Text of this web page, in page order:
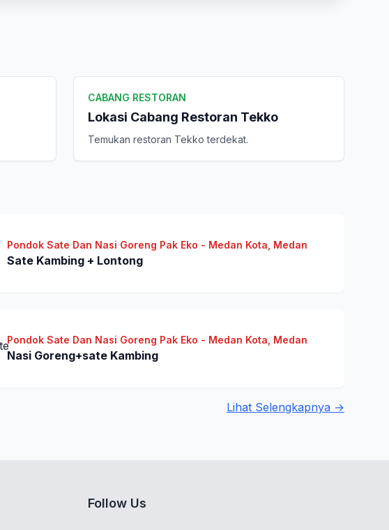
CABANG RESTORAN
Lokasi Cabang Restoran Tekko
Temukan restoran Tekko terdekat.
Pondok Sate Dan Nasi Goreng Pak Eko - Medan Kota, Medan
Sate Kambing + Lontong
Pondok Sate Dan Nasi Goreng Pak Eko - Medan Kota, Medan
Nasi Goreng+sate Kambing
Lihat Selengkapnya →
Follow Us